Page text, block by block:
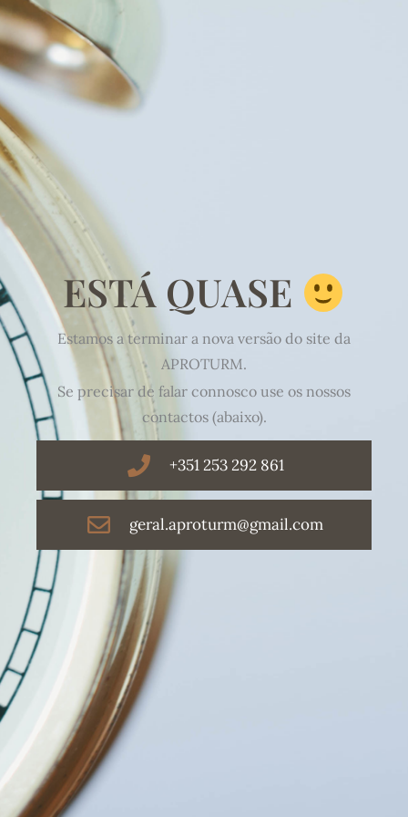
ESTÁ QUASE
Estamos a terminar a nova versão do site da
APROTURM.
Se precisar de falar connosco use os nossos
contactos (abaixo).
+351 253 292 861
geral.aproturm@gmail.com